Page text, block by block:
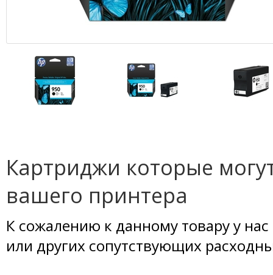
Картриджи которые
вашего принтера
К сожалению к данному товару у
или других сопутствующих